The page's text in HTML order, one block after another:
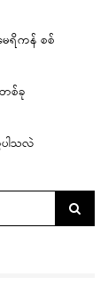
ေရိကန် စစ်
စ်ခု
ပါသလဲ